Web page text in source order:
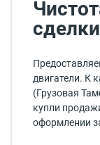
сделки
двигатели. К
(Грузовая
купли
оформлении